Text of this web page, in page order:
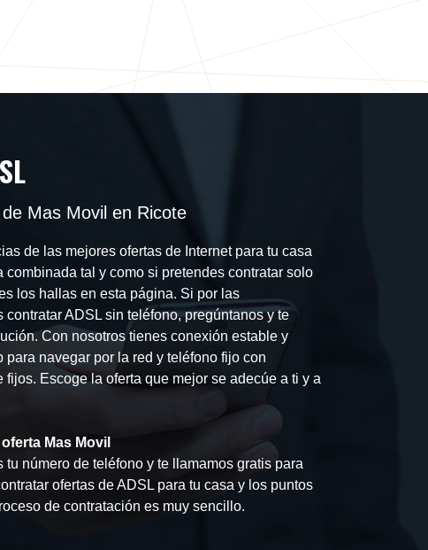
Mas Movil en Ricote
de las mejores ofertas de Internet para tu casa
combinada tal y como si pretendes contratar solo
los hallas en esta página. Si por las
ADSL sin teléfono, pregúntanos y te
Con nosotros tienes conexión estable y
para navegar por la red y teléfono fijo con
fijos. Escoge la oferta que mejor se adecúe a ti y a
Mas Movil
número de teléfono y te llamamos gratis para
ofertas de ADSL para tu casa y los puntos
de contratación es muy sencillo.